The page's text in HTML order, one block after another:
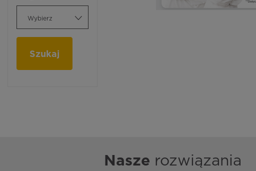
Wybierz
Szukaj
Nasze rozwiązania